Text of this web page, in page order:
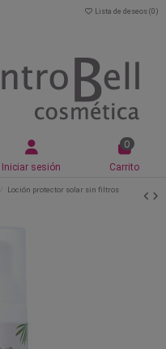
Lista de deseos (0 )
Iniciar sesión
0
Carrito
Loción protector solar sin filtros